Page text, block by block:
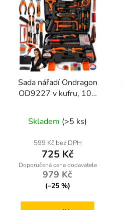
Sada nářadí Ondragon
OD9227 v kufru, 109
kleště a příslušenství
Skladem (>5 ks)
599 Kč bez DPH
725 Kč
979 Kč
(–25 %)